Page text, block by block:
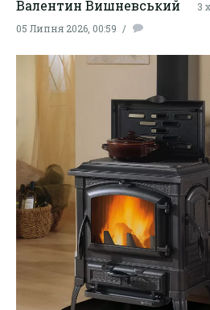
Валентин Вишневський
3
05 Липня 2026, 00:59